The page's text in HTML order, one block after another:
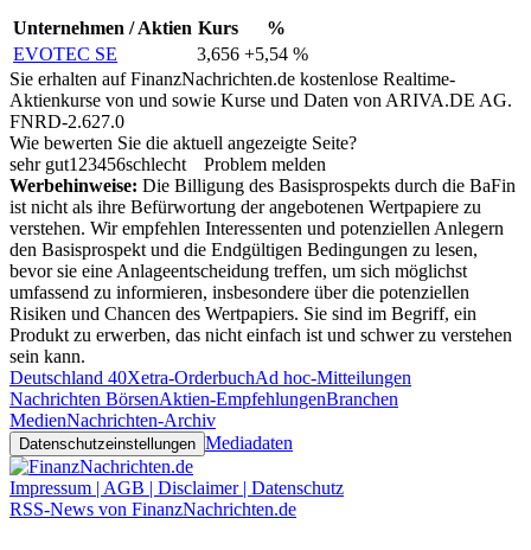
Unternehmen / Aktien Kurs
%
EVOTEC SE
3,656 +5,54 %
Sie erhalten auf FinanzNachrichten.de kostenlose Realtime-
Aktienkurse von und sowie Kurse und Daten von ARIVA.DE AG.
FNRD-2.627.0
Wie bewerten Sie die aktuell angezeigte Seite?
sehr gut1 23456schlecht
Problem melden
Werbehinweise: Die Billigung des Basisprospekts durch die BaFin
ist nicht als ihre Befürwortung der angebotenen Wertpapiere zu
verstehen. Wir empfehlen Interessenten und potenziellen Anlegern
den Basisprospekt und die Endgültigen Bedingungen zu lesen,
bevor sie eine Anlageentscheidung treffen, um sich möglichst
umfassend zu informieren, insbesondere über die potenziellen
Risiken und Chancen des Wertpapiers. Sie sind im Begriff, ein
Produkt zu erwerben, das nicht einfach ist und schwer zu verstehen
sein kann.
Deutschland 40Xetra-OrderbuchAd hoc-Mitteilungen
Nachrichten BörsenAktien-EmpfehlungenBranchen
MedienNachrichten-Archiv
Datenschutzeinstellungen Mediadaten
Impressum | AGB | Disclaimer | Datenschutz
RSS-News von FinanzNachrichten.de